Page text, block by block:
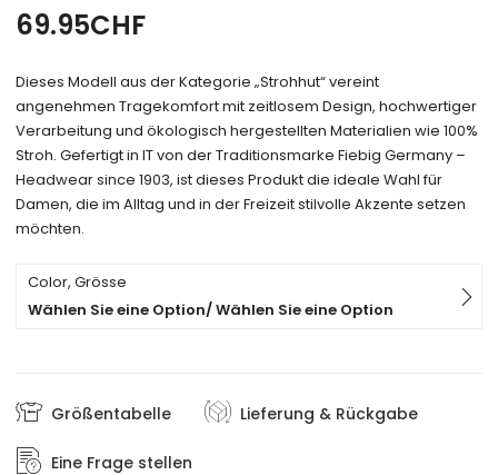
69.95CHF
Dieses Modell aus der Kategorie „Strohhut“ vereint
angenehmen Tragekomfort mit zeitlosem Design, hochwertiger
Verarbeitung und ökologisch hergestellten Materialien wie 100%
Stroh. Gefertigt in IT von der Traditionsmarke Fiebig Germany –
Headwear since 1903, ist dieses Produkt die ideale Wahl für
Damen, die im Alltag und in der Freizeit stilvolle Akzente setzen
möchten.
Color, Grösse
Wählen Sie eine Option/ Wählen Sie eine Option
Größentabelle Lieferung & Rückgabe
Eine Frage stellen